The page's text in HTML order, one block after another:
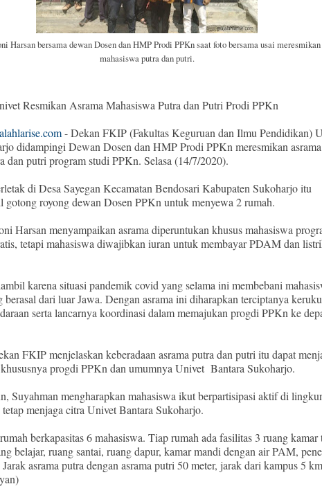
Harsan bersama dewan Dosen dan HMP Prodi PPKn saat foto bersama usai
mahasiswa putra dan putri.
Resmikan Asrama Mahasiswa Putra dan Putri Prodi PPKn
- Dekan FKIP (Fakultas Keguruan dan Ilmu Pendidikan)
didampingi Dewan Dosen dan HMP Prodi PPKn meresmikan
dan putri program studi PPKn. Selasa (14/7/2020).
di Desa Sayegan Kecamatan Bendosari Kabupaten Sukoharjo itu
gotong royong dewan Dosen PPKn untuk menyewa 2 rumah.
Harsan menyampaikan asrama diperuntukan khusus mahasiswa
tetapi mahasiswa diwajibkan iuran untuk membayar PDAM dan
karena situasi pandemik covid yang selama ini membebani
berasal dari luar Jawa. Dengan asrama ini diharapkan terciptanya
serta lancarnya koordinasi dalam memajukan progdi PPKn ke
FKIP menjelaskan keberadaan asrama putra dan putri itu dapat
progdi PPKn dan umumnya Univet Bantara Sukoharjo.
Suyahman mengharapkan mahasiswa ikut berpartisipasi aktif di
tetap menjaga citra Univet Bantara Sukoharjo.
berkapasitas 6 mahasiswa. Tiap rumah ada fasilitas 3 ruang kamar
belajar, ruang santai, ruang dapur, kamar mandi dengan air PAM,
asrama putra dengan asrama putri 50 meter, jarak dari kampus 5